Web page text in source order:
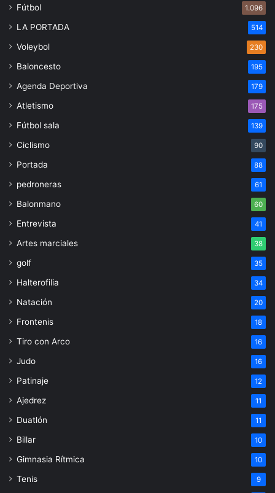
Fútbol 1.096
LA PORTADA 514
Voleybol 230
Baloncesto 195
Agenda Deportiva 179
Atletismo 175
Fútbol sala 139
Ciclismo 90
Portada 88
pedroneras 61
Balonmano 60
Entrevista 41
Artes marciales 38
golf 35
Halterofilia 34
Natación 20
Frontenis 18
Tiro con Arco 16
Judo 16
Patinaje 12
Ajedrez 11
Duatlón 11
Billar 10
Gimnasia Rítmica 10
Tenis 9